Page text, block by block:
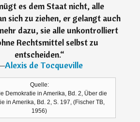
es dem Staat nicht, alle
sich zu ziehen, er gelangt auch
dazu, sie alle unkontrolliert
Rechtsmittel selbst zu
entscheiden.“
Alexis de Tocqueville
Quelle:
Demokratie in Amerika, Bd. 2, Über die
in Amerika, Bd. 2, S. 197, (Fischer TB,
1956)